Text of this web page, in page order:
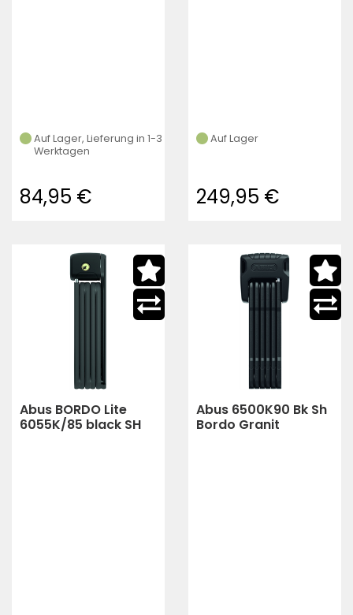
Auf Lager, Lieferung in 1-3
Werktagen
84,95 €
Auf Lager
249,95 €
Abus BORDO Lite
6055K/85 black SH
Abus 6500K90 Bk Sh
Bordo Granit